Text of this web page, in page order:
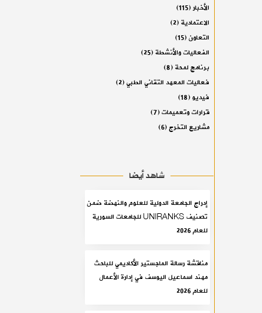
الأخبار(115)
الاعتمادية(2)
التعاون(15)
الفعاليات والأنشطة(25)
برنامج لمحة(8)
فعاليات المعهد التقاني الطبي(2)
فيديو(18)
قرارات وتعميمات(7)
مشاريع التخرج(6)
شاهد أيضا
إدراج الجامعة الدولية للعلوم والنهضة ضمن
تصنيف UNIRANKS للجامعات السورية
للعام 2026
مناقشة رسالة الماجستير الأكاديمي للباحث
مهند اسماعيل اليوسف في إدارة الأعمال
للعام 2026